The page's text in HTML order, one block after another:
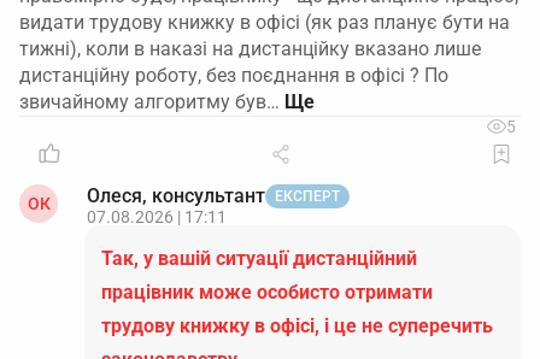
видати трудову книжку в офісі (як раз планує бути на
тижні), коли в наказі на дистанційку вказано лише
дистанційну роботу, без поєднання в офісі ? По
звичайному алгоритму був…
5
ОК Олеся, консультант ЕКСПЕРТ
07.08.2026 | 17:11
Так, у вашій ситуації дистанційний
працівник може особисто отримати
трудову книжку в офісі, і це не суперечить